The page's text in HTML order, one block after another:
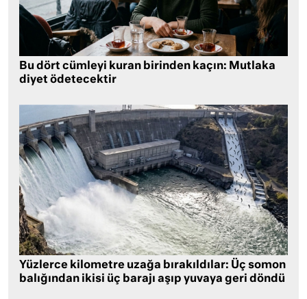
Bu dört cümleyi kuran birinden kaçın: Mutlaka
diyet ödetecektir
Yüzlerce kilometre uzağa bırakıldılar: Üç somon
balığından ikisi üç barajı aşıp yuvaya geri döndü